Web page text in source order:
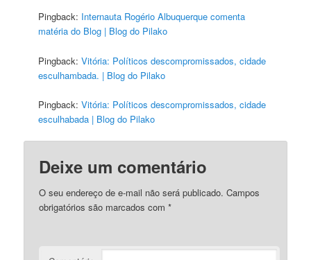
Pingback: Internauta Rogério Albuquerque comenta
matéria do Blog | Blog do Pilako
Pingback:Vitória: Políticos descompromissados, cidade
esculhambada. | Blog do Pilako
Pingback:Vitória: Políticos descompromissados, cidade
esculhabada | Blog do Pilako
Deixe um comentário
O seu endereço de e-mail não será publicado. Campos
obrigatórios são marcados com*